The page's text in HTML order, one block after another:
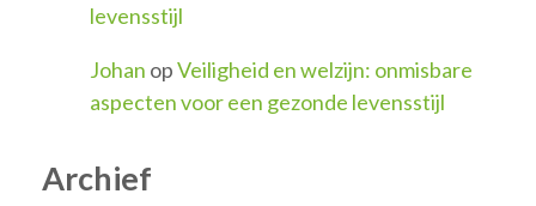
levensstijl
Johan opVeiligheid en welzijn: onmisbare
aspecten voor een gezonde levensstijl
Archief